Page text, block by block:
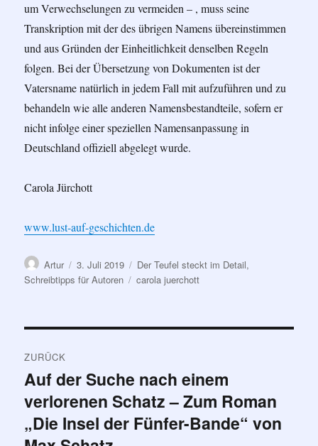
um Verwechselungen zu vermeiden – , muss seine
Transkription mit der des übrigen Namens übereinstimmen
und aus Gründen der Einheitlichkeit denselben Regeln
folgen. Bei der Übersetzung von Dokumenten ist der
Vatersname natürlich in jedem Fall mit aufzuführen und zu
behandeln wie alle anderen Namensbestandteile, sofern er
nicht infolge einer speziellen Namensanpassung in
Deutschland offiziell abgelegt wurde.
Carola Jürchott
www.lust-auf-geschichten.de
Autor
Artur
Veröffentlicht
am
3. Juli 2019 Kategorien
Der Teufel steckt im Detail,
Schreibtipps für Autoren
Schlagwörter
carola juerchott
ZURÜCK
Vorheriger
Beitrag:
Auf der Suche nach einem
verlorenen Schatz – Zum Roman
„Die Insel der Fünfer-Bande“ von